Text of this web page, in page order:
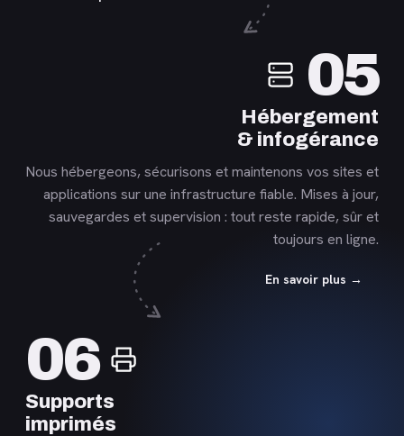
05
Hébergement
& infogérance
savoir
plus
Nous hébergeons, sécurisons et maintenons vos sites et
applications sur une infrastructure fiable. Mises à jour,
sauvegardes et supervision : tout reste rapide, sûr et
toujours en ligne.
En savoir plus →
savoir
plus
Supports
imprimés
06